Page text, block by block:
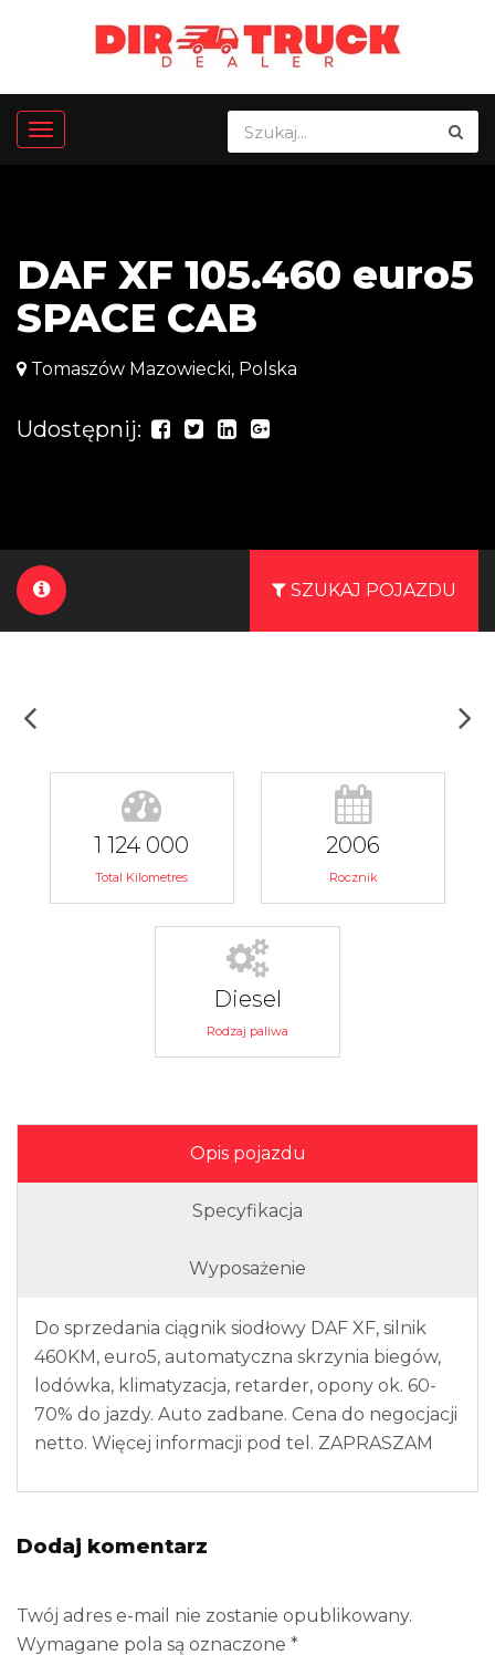
DAF XF 105.460 euro5
SPACE CAB
Tomaszów Mazowiecki, Polska
Udostępnij:
SZUKAJ POJAZDU
1 124 000
Total Kilometres
2006
Rocznik
Diesel
Rodzaj paliwa
Opis pojazdu
Specyfikacja
Wyposażenie
Do sprzedania ciągnik siodłowy DAF XF, silnik
460KM, euro5, automatyczna skrzynia biegów,
lodówka, klimatyzacja, retarder, opony ok. 60-
70% do jazdy. Auto zadbane. Cena do negocjacji
netto. Więcej informacji pod tel. ZAPRASZAM
Dodaj komentarz
Twój adres e-mail nie zostanie opublikowany.
Wymagane pola są oznaczone *